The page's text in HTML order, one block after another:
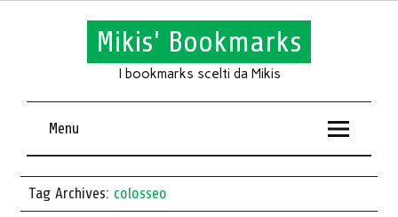
Mikis' Bookmarks
I bookmarks scelti da Mikis
Menu
Tag Archives: colosseo